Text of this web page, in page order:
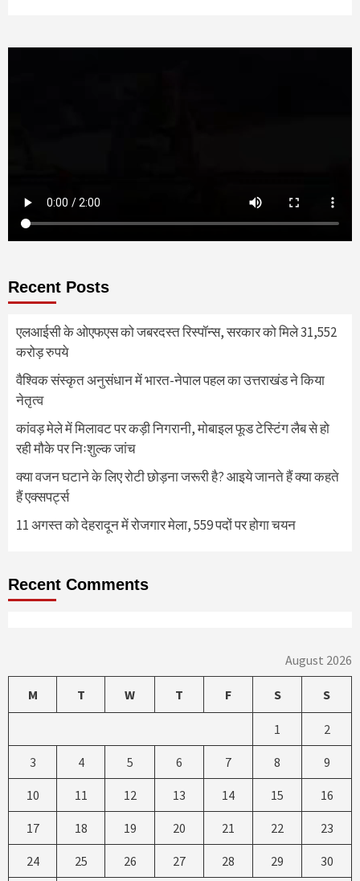
Recent Posts
एलआईसी के ओएफएस को जबरदस्त रिस्पॉन्स, सरकार को मिले 31,552
करोड़ रुपये
वैश्विक संस्कृत अनुसंधान में भारत-नेपाल पहल का उत्तराखंड ने किया
नेतृत्व
कांवड़ मेले में मिलावट पर कड़ी निगरानी, मोबाइल फूड टेस्टिंग लैब से हो
रही मौके पर निःशुल्क जांच
क्या वजन घटाने के लिए रोटी छोड़ना जरूरी है? आइये जानते हैं क्या कहते
हैं एक्सपर्ट्स
11 अगस्त को देहरादून में रोजगार मेला, 559 पदों पर होगा चयन
Recent Comments
August 2026
M T W T F S S
1 2
3 4 5 6 7 8 9
10 11 12 13 14 15 16
17 18 19 20 21 22 23
24 25 26 27 28 29 30